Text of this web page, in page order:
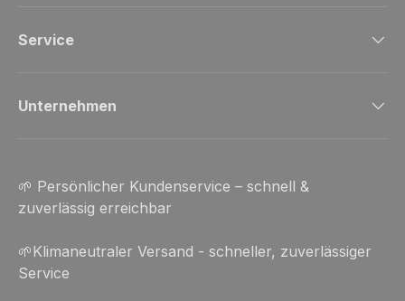
Service
Unternehmen
🌱 Persönlicher Kundenservice – schnell &
zuverlässig erreichbar
🌱Klimaneutraler Versand - schneller, zuverlässiger
Service